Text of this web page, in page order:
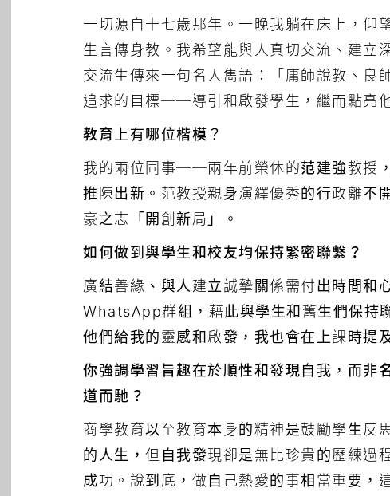
一切源自十七歲那年。一晚我躺在床上，仰
生言傳身教。我希望能與人真切交流、建立
交流生傳來一句名人雋語：「庸師說教、良
追求的目標──導引和啟發學生，繼而點亮
教育上有哪位楷模？
我的兩位同事──兩年前榮休的范建強教授
推陳出新。范教授親身演繹優秀的行政離不
豪之志「開創新局」。
如何做到與學生和校友均保持緊密聯繫？
廣結善緣、與人建立誠摯關係需付出時間和
WhatsApp群組，藉此與學生和舊生們保持
他們給我的靈感和啟發，我也會在上課時提
你強調學習旨趣在於順性和發現自我，而非
道而馳？
商學教育以至教育本身的精神是鼓勵學生反
的人生，但自我發現卻是無比珍貴的歷練
成功。說到底，做自己熱愛的事相當重要，